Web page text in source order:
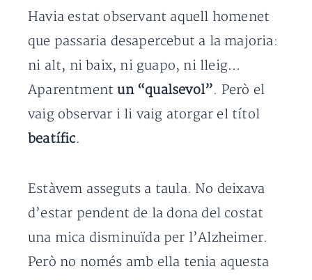
Havia estat observant aquell homenet
que passaria desapercebut a la majoria:
ni alt, ni baix, ni guapo, ni lleig…
Aparentment un “qualsevol”. Però el
vaig observar i li vaig atorgar el títol
beatífic.
Estàvem asseguts a taula. No deixava
d’estar pendent de la dona del costat
una mica disminuïda per l’Alzheimer.
Però no només amb ella tenia aquesta